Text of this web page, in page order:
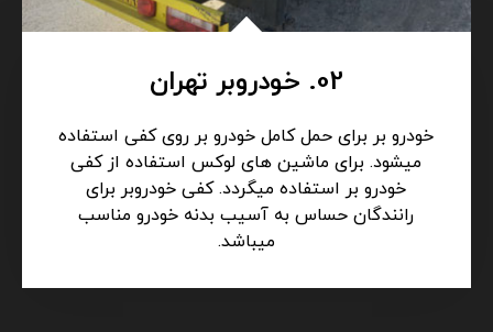
02. خودروبر تهران
خودرو بر برای حمل کامل خودرو بر روی کفی استفاده
میشود. برای ماشین های لوکس استفاده از کفی
خودرو بر استفاده میگردد. کفی خودروبر برای
رانندگان حساس به آسیب بدنه خودرو مناسب
میباشد.